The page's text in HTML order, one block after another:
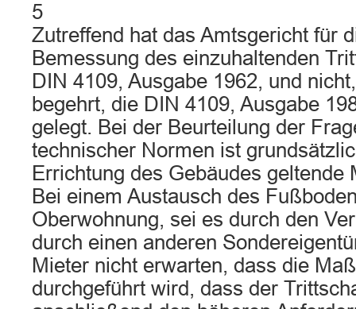
5
Zutreffend hat das Amtsgericht für
Bemessung des einzuhaltenden
DIN 4109, Ausgabe 1962, und
begehrt, die DIN 4109, Ausgabe
gelegt. Bei der Beurteilung der
technischer Normen ist
Errichtung des Gebäudes geltende
Bei einem Austausch des
Oberwohnung, sei es durch den
durch einen anderen
Mieter nicht erwarten, dass die
durchgeführt wird, dass der